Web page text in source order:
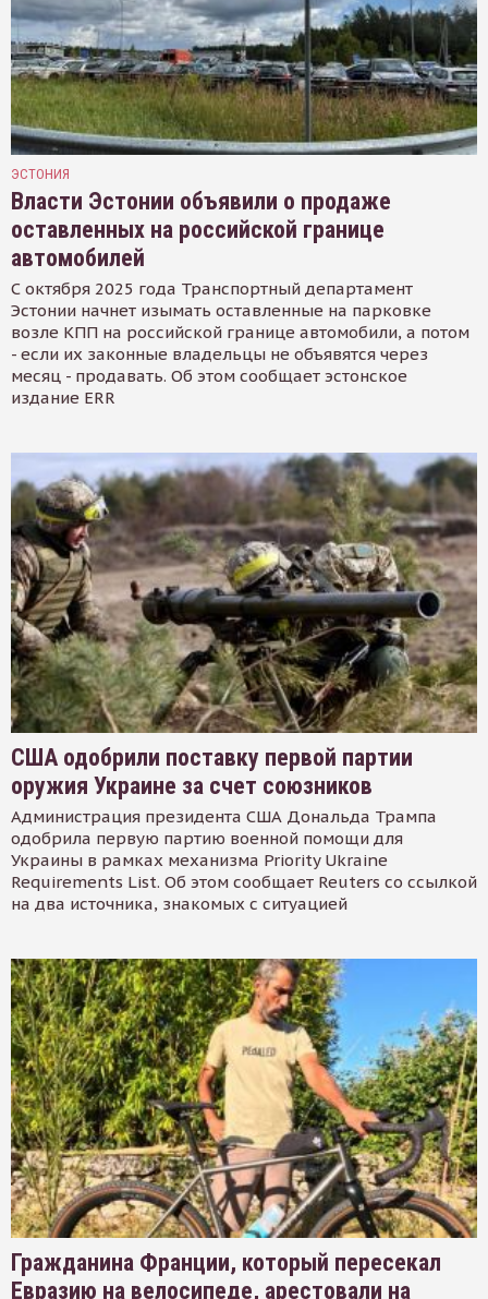
ЭСТОНИЯ
Власти Эстонии объявили о продаже
оставленных на российской границе
автомобилей
С октября 2025 года Транспортный департамент
Эстонии начнет изымать оставленные на парковке
возле КПП на российской границе автомобили, а потом
- если их законные владельцы не объявятся через
месяц - продавать. Об этом сообщает эстонское
издание ERR
США одобрили поставку первой партии
оружия Украине за счет союзников
Администрация президента США Дональда Трампа
одобрила первую партию военной помощи для
Украины в рамках механизма Priority Ukraine
Requirements List. Об этом сообщает Reuters со ссылкой
на два источника, знакомых с ситуацией
Гражданина Франции, который пересекал
Евразию на велосипеде, арестовали на